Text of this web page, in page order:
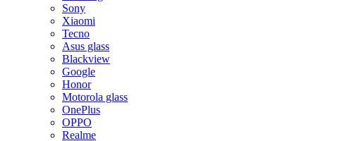
Sony
Xiaomi
Tecno
Asus glass
Blackview
Google
Honor
Motorola glass
OnePlus
OPPO
Realme